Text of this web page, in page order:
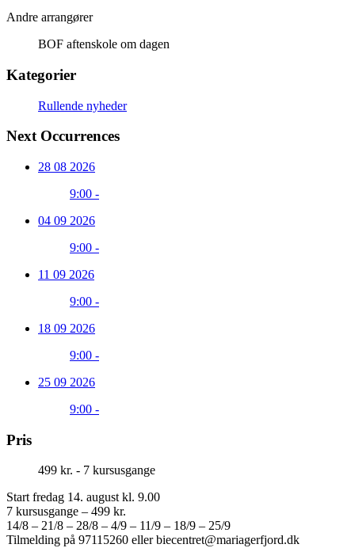
Andre arrangører
BOF aftenskole om dagen
Kategorier
Rullende nyheder
Next Occurrences
28 08 2026
9:00 -
04 09 2026
9:00 -
11 09 2026
9:00 -
18 09 2026
9:00 -
25 09 2026
9:00 -
Pris
499 kr. - 7 kursusgange
Start fredag 14. august kl. 9.00
7 kursusgange – 499 kr.
14/8 – 21/8 – 28/8 – 4/9 – 11/9 – 18/9 – 25/9
Tilmelding på 97115260 ellerbiecentret@mariagerfjord.dk